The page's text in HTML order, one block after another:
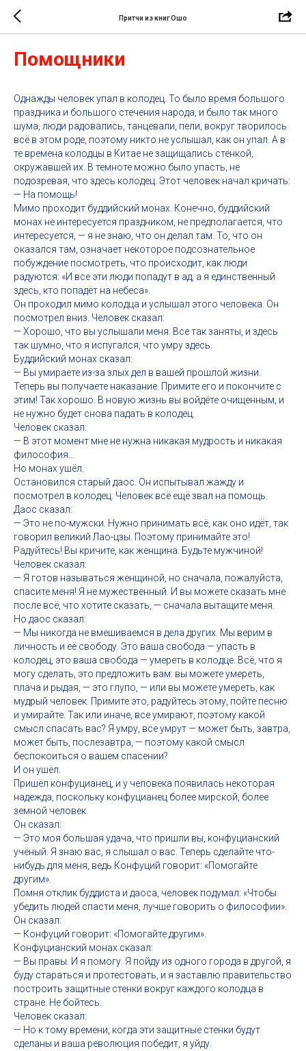
Притчи из книг Ошо
Помощники
Однажды человек упал в колодец. То было время большого
праздника и большого стечения народа, и было так много
шума, люди радовались, танцевали, пели, вокруг творилось
всё в этом роде, поэтому никто не услышал, как он упал. А в
те времена колодцы в Китае не защищались стенкой,
окружавшей их. В темноте можно было упасть, не
подозревая, что здесь колодец. Этот человек начал кричать:
— На помощь!
Мимо проходит буддийский монах. Конечно, буддийский
монах не интересуется праздником, не предполагается, что
интересуется, — я не знаю, что он делал там. То, что он
оказался там, означает некоторое подсознательное
побуждение посмотреть, что происходит, как люди
радуются: «И все эти люди попадут в ад, а я единственный
здесь, кто попадёт на небеса».
Он проходил мимо колодца и услышал этого человека. Он
посмотрел вниз. Человек сказал:
— Хорошо, что вы услышали меня. Все так заняты, и здесь
так шумно, что я испугался, что умру здесь.
Буддийский монах сказал:
— Вы умираете из-за злых дел в вашей прошлой жизни.
Теперь вы получаете наказание. Примите его и покончите с
этим! Так хорошо. В новую жизнь вы войдёте очищенным, и
не нужно будет снова падать в колодец.
Человек сказал:
— В этот момент мне не нужна никакая мудрость и никакая
философия…
Но монах ушёл.
Остановился старый даос. Он испытывал жажду и
посмотрел в колодец. Человек всё ещё звал на помощь.
Даос сказал:
— Это не по-мужски. Нужно принимать всё, как оно идёт, так
говорил великий Лао-цзы. Поэтому принимайте это!
Радуйтесь! Вы кричите, как женщина. Будьте мужчиной!
Человек сказал:
— Я готов называться женщиной, но сначала, пожалуйста,
спасите меня! Я не мужественный. И вы можете сказать мне
после всё, что хотите сказать, — сначала вытащите меня.
Но даос сказал:
— Мы никогда не вмешиваемся в дела других. Мы верим в
личность и её свободу. Это ваша свобода — упасть в
колодец, это ваша свобода — умереть в колодце. Всё, что я
могу сделать, это предложить вам: вы можете умереть,
плача и рыдая, — это глупо, — или вы можете умереть, как
мудрый человек. Примите это, радуйтесь этому, пойте песню
и умирайте. Так или иначе, все умирают, поэтому какой
смысл спасать вас? Я умру, все умрут — может быть, завтра,
может быть, послезавтра, — поэтому какой смысл
беспокоиться о вашем спасении?
И он ушёл.
Пришёл конфуцианец, и у человека появилась некоторая
надежда, поскольку конфуцианец более мирской, более
земной человек.
Он сказал:
— Это моя большая удача, что пришли вы, конфуцианский
учёный. Я знаю вас, я слышал о вас. Теперь сделайте что-
нибудь для меня, ведь Конфуций говорит: «Помогайте
другим».
Помня отклик буддиста и даоса, человек подумал: «Чтобы
убедить людей спасти меня, лучше говорить о философии».
Он сказал:
— Конфуций говорит: «Помогайте другим».
Конфуцианский монах сказал:
— Вы правы. И я помогу. Я пойду из одного города в другой, я
буду стараться и протестовать, и я заставлю правительство
построить защитные стенки вокруг каждого колодца в
стране. Не бойтесь.
Человек сказал:
— Но к тому времени, когда эти защитные стенки будут
сделаны и ваша революция победит, я уйду.